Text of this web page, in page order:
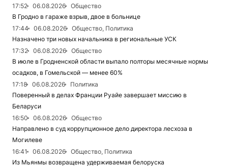
17:52
06.08.2026
Общество
В Гродно в гараже взрыв, двое в больнице
17:44
06.08.2026
Общество, Политика
Назначено три новых начальника в региональные УСК
17:32
06.08.2026
Общество
В июле в Гродненской области выпало полторы месячные нормы
осадков, в Гомельской — менее 60%
17:18
06.08.2026
Политика
Поверенный в делах Франции Руайе завершает миссию в
Беларуси
16:50
06.08.2026
Общество
Направлено в суд коррупционное дело директора лесхоза в
Могилеве
16:41
06.08.2026
Общество, Политика
Из Мьянмы возвращена удерживаемая белоруска